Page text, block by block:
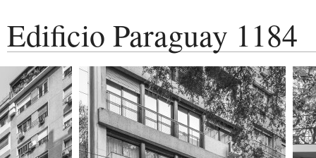
Edificio Paraguay 1184